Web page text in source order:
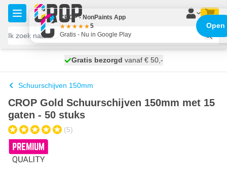
Ga naar de inhoud
maandag bezorgd
Gratis bezorgd vanaf € 50,-
100 dagen
Schuurschijven 150mm
CROP Gold Schuurschijven 150mm met 15
gaten - 50 stuks
(5)
CROP - NonPaints App
5
Gratis - Nu in Google Play
Open